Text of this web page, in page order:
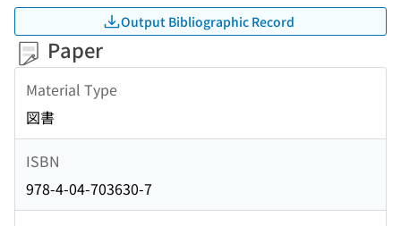
Output Bibliographic Record
Paper
Material Type
図書
ISBN
978-4-04-703630-7